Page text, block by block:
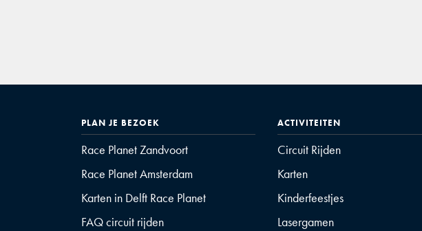
PLAN JE BEZOEK
Race Planet Zandvoort
Race Planet Amsterdam
Karten in Delft Race Planet
FAQ circuit rijden
ACTIVITEITEN
Circuit Rijden
Karten
Kinderfeestjes
Lasergamen